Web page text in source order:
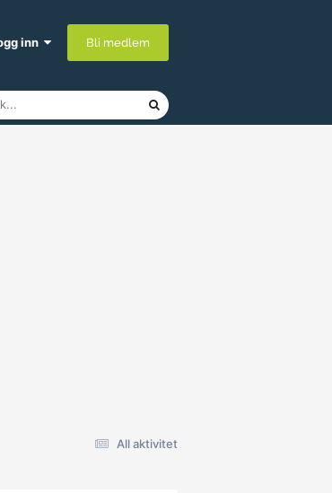
inn Bli medlem
All aktivitet